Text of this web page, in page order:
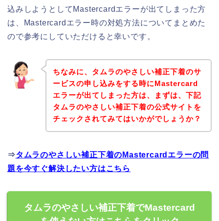
込みしようとしてMastercardエラーが出てしまった方
は、Mastercardエラー時の対処方法についてまとめた
ので参考にしていただけると幸いです。
ちなみに、タムラのやさしい補正下着のサ
ービスの申し込みをする時にMastercard
エラーが出てしまった方は、まずは、下記
タムラのやさしい補正下着の公式サイトを
チェックされてみてはいかがでしょうか？
⇒タムラのやさしい補正下着のMastercardエラーの問
題を今すぐ解決したい方はこちら
タムラのやさしい補正下着でMastercard